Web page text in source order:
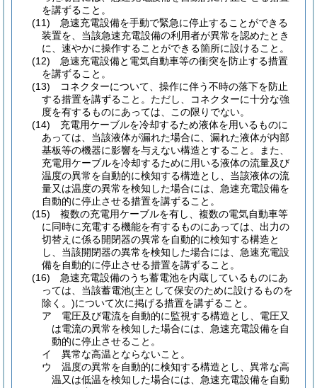
を講ずること。
(11)
急速充電設備を手動で緊急に停止することができる
装置を、当該急速充電設備の利用者が異常を認めたとき
に、速やかに操作することができる箇所に設けること。
(12)
急速充電設備と電気自動車等の衝突を防止する措置
を講ずること。
(13)
コネクターについて、操作に伴う不時の落下を防止
する措置を講ずること。 ただし、コネクターに十分な強
度を有するものにあっては、この限りでない。
(14)
充電用ケーブルを冷却するため液体を用いるものに
あっては、当該液体が漏れた場合に、漏れた液体が内部
基板等の機器に影響を与えない構造とすること。
また、
充電用ケーブルを冷却するために用いる液体の流量及び
温度の異常を自動的に検知する構造とし、当該液体の流
量又は温度の異常を検知した場合には、急速充電設備を
自動的に停止させる措置を講ずること。
(15)
複数の充電用ケーブルを有し、複数の電気自動車等
に同時に充電する機能を有するものにあっては、出力の
切替えに係る開閉器の異常を自動的に検知する構造と
し、当該開閉器の異常を検知した場合には、急速充電設
備を自動的に停止させる措置を講ずること。
(16)
急速充電設備のうち蓄電池を内蔵しているものにあ
っては、当該蓄電池(主として保安のために設けるものを
除く。)について次に掲げる措置を講ずること。
ア
電圧及び電流を自動的に監視する構造とし、電圧又
は電流の異常を検知した場合には、急速充電設備を自
動的に停止させること。
イ
異常な高温とならないこと。
ウ
温度の異常を自動的に検知する構造とし、異常な高
温又は低温を検知した場合には、急速充電設備を自動